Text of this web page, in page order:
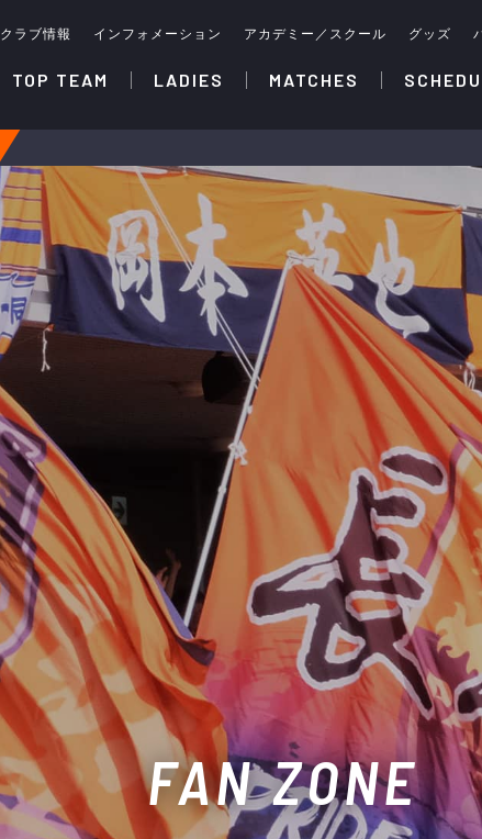
クラブ情報 インフォメーション アカデミー／スクール グッズ
TOP TEAM LADIES MATCHES
FAN ZONE